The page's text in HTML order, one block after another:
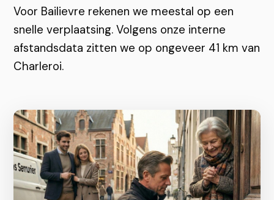
Voor Bailievre rekenen we meestal op een
snelle verplaatsing. Volgens onze interne
afstandsdata zitten we op ongeveer 41 km van
Charleroi.